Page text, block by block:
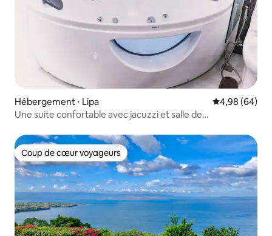
Hébergement ⋅ Lipa Évaluation
4,98 (64)
Une suite confortable avec jacuzzi et salle de
Coup de cœur voyageurs
Coup de cœur voyageurs